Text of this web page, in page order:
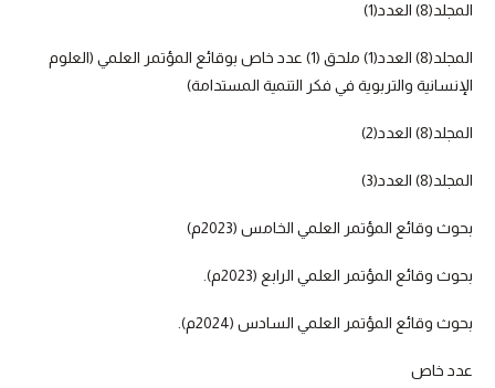
المجلد(8) العدد(1)
المجلد(8) العدد(1) ملحق (1) عدد خاص بوقائع المؤتمر العلمي (العلوم
الإنسانية والتربوية في فكر التنمية المستدامة)
المجلد(8) العدد(2)
المجلد(8) العدد(3)
بحوث وقائع المؤتمر العلمي الخامس (2023م)
بحوث وقائع المؤتمر العلمي الرابع (2023م).
بحوث وقائع المؤتمر العلمي السادس (2024م).
عدد خاص